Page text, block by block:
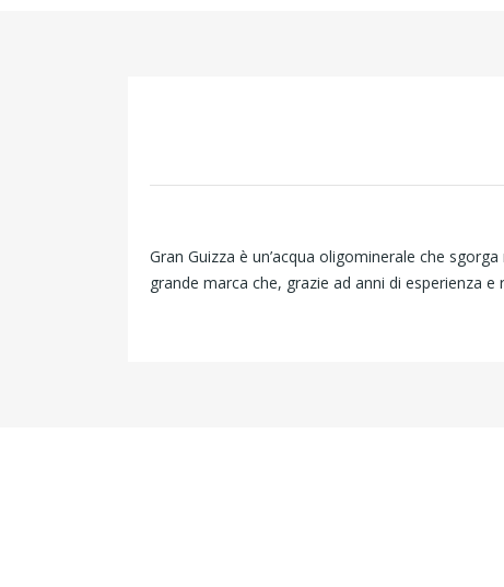
Gran Guizza è un’acqua oligominerale che
grande marca che, grazie ad anni di esperienza